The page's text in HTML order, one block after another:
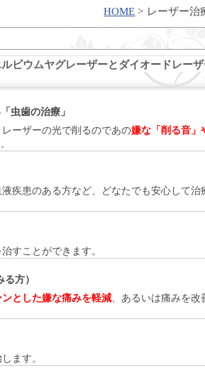
HOME レーザー治
ビウムヤグレーザーとダイオードレー
虫歯の治療」
ーザーの光で削るのであの嫌な「削る音」
疾患のある方など、どなたでも安心して治
すことができます。
方）
ンとした嫌な痛みを軽減、あるいは痛みを改
ます。